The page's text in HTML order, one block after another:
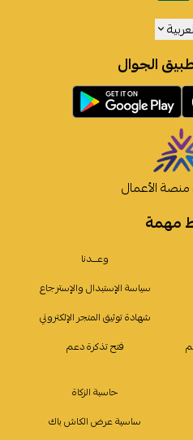
مهمة
وعـــدنا
سياسة الإستبدال والإسترجاع
شهادة توثيق المتجر الإلكتروني
فتح تذكرة دعم
حاسبة الزكاة
ساسية عرض الكاش باك
الجوال
الأعمال